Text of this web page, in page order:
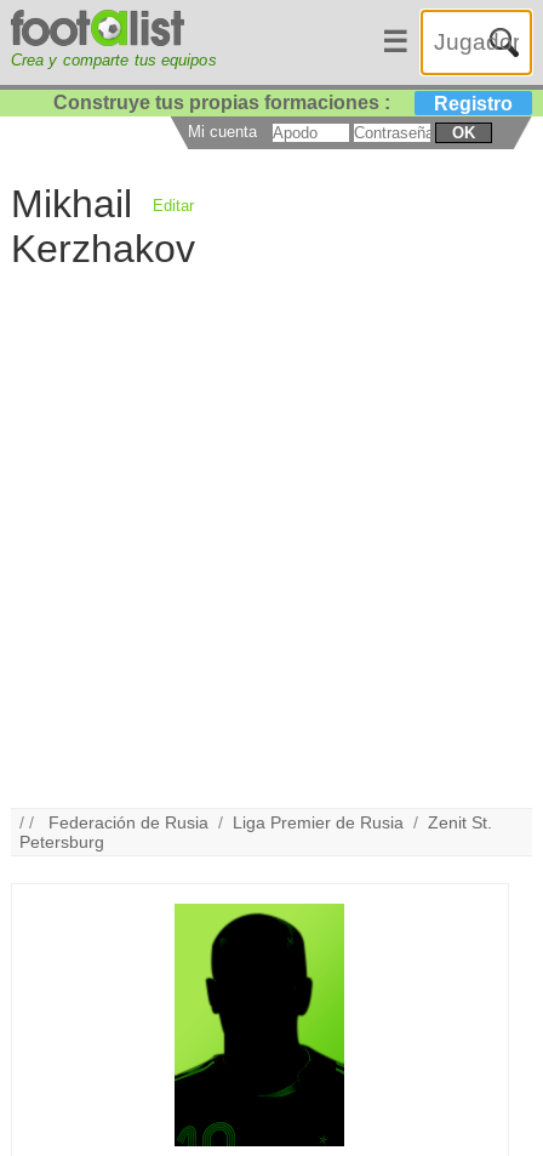
Crea y comparte tus equipos
☰
Construye tus propias formaciones : Registro
Mi cuenta OK
Mikhail
Kerzhakov
Editar
/ / Federación de Rusia / Liga Premier de Rusia /Zenit St.
Petersburg